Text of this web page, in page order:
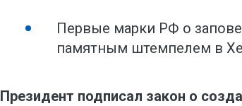
Первые марки РФ о
памятным штемпелем в
Президент подписал закон о